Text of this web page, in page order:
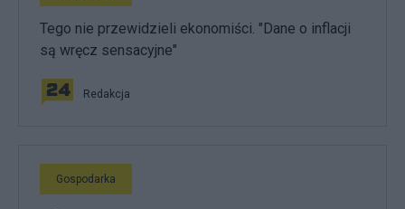
Tego nie przewidzieli ekonomiści. "Dane o inflacji
są wręcz sensacyjne"
Redakcja
Gospodarka